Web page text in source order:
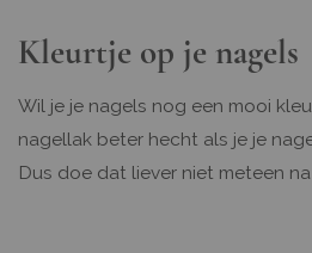
Kleurtje op je nagels
Wil je je nagels nog een mooi
nagellak beter hecht als je je
Dus doe dat liever niet meteen